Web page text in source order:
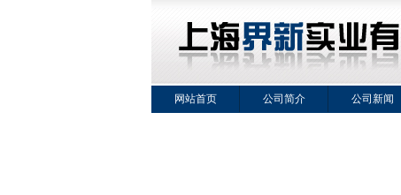
网站首页 公司简介 公司新闻